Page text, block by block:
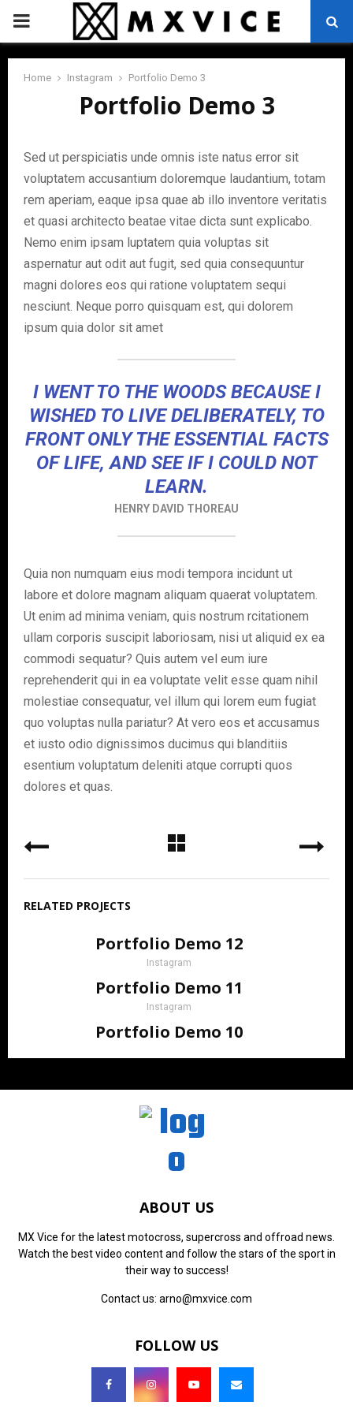
PRIMARY
MENU
Home Instagram Portfolio Demo 3
Portfolio Demo 3
Sed ut perspiciatis unde omnis iste natus error sit
voluptatem accusantium doloremque laudantium, totam
rem aperiam, eaque ipsa quae ab illo inventore veritatis
et quasi architecto beatae vitae dicta sunt explicabo.
Nemo enim ipsam luptatem quia voluptas sit
aspernatur aut odit aut fugit, sed quia consequuntur
magni dolores eos qui ratione voluptatem sequi
nesciunt. Neque porro quisquam est, qui dolorem
ipsum quia dolor sit amet
I WENT TO THE WOODS BECAUSE I
WISHED TO LIVE DELIBERATELY, TO
FRONT ONLY THE ESSENTIAL FACTS
OF LIFE, AND SEE IF I COULD NOT
LEARN.
HENRY DAVID THOREAU
Quia non numquam eius modi tempora incidunt ut
labore et dolore magnam aliquam quaerat voluptatem.
Ut enim ad minima veniam, quis nostrum rcitationem
ullam corporis suscipit laboriosam, nisi ut aliquid ex ea
commodi sequatur? Quis autem vel eum iure
reprehenderit qui in ea voluptate velit esse quam nihil
molestiae consequatur, vel illum qui lorem eum fugiat
quo voluptas nulla pariatur? At vero eos et accusamus
et iusto odio dignissimos ducimus qui blanditiis
esentium voluptatum deleniti atque corrupti quos
dolores et quas.
RELATED PROJECTS
Portfolio Demo 12
Instagram
Portfolio Demo 11
Instagram
Portfolio Demo 10
ABOUT US
MX Vice for the latest motocross, supercross and offroad news.
Watch the best video content and follow the stars of the sport in
their way to success!
Contact us: arno@mxvice.com
FOLLOW US